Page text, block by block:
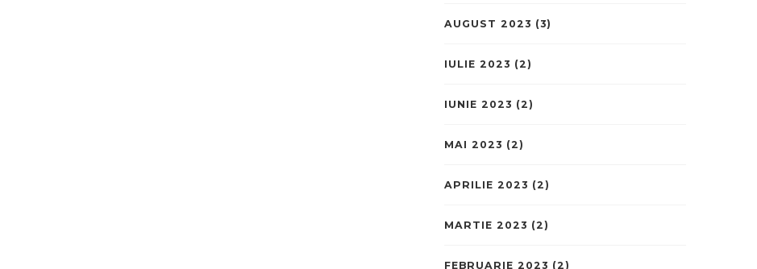
AUGUST 2023 (3)
IULIE 2023 (2)
IUNIE 2023 (2)
MAI 2023 (2)
APRILIE 2023 (2)
MARTIE 2023 (2)
FEBRUARIE 2023 (2)